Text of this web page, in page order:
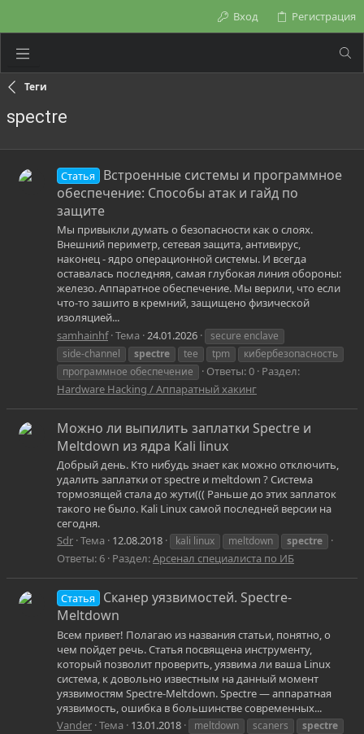
Вход Регистрация
Теги
spectre
Статья
Встроенные системы и программное
обеспечение: Способы атак и гайд по
защите
Мы привыкли думать о безопасности как о слоях.
Внешний периметр, сетевая защита, антивирус,
наконец - ядро операционной системы. И всегда
оставалась последняя, самая глубокая линия обороны:
железо. Аппаратное обеспечение. Мы верили, что если
что-то зашито в кремний, защищено физической
изоляцией...
samhainhf Тема 24.01.2026
secure enclave
side-channel
spectre tee tpm
кибербезопасность
программное обеспечение
Ответы: 0 Раздел:
Hardware Hacking / Аппаратный хакинг
Можно ли выпилить заплатки Spectre и
Meltdown из ядра Kali linux
Добрый день. Кто нибудь знает как можно отключить,
удалить заплатки от spectre и meltdown ? Система
тормозящей стала до жути((( Раньше до этих заплаток
такого не было. Kali Linux самой последней версии на
сегодня.
Sdr Тема 12.08.2018 kali linux meltdown spectre
Ответы: 6 Раздел:Арсенал специалиста по ИБ
Статья
Сканер уязвимостей. Spectre-
Meltdown
Всем привет! Полагаю из названия статьи, понятно, о
чем пойдет речь. Статья посвящена инструменту,
который позволит проверить, уязвима ли ваша Linux
система, к довольно известным на данный момент
уязвимостям Spectre-Meltdown. Spectre — аппаратная
уязвимость, ошибка в большинстве современных...
Vander Тема 13.01.2018 meltdown scaners
spectre